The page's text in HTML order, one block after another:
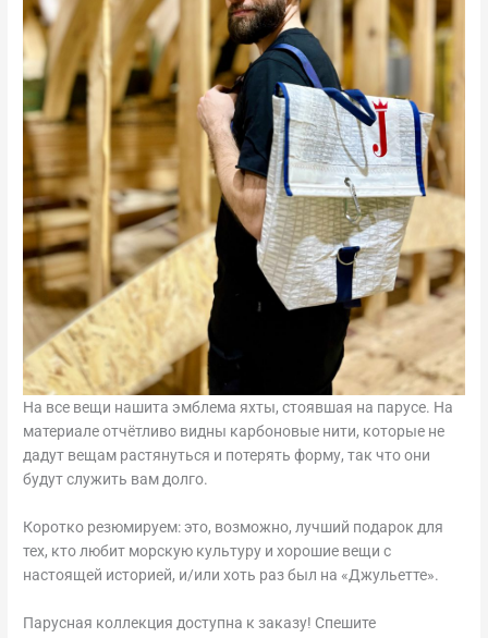
На все вещи нашита эмблема яхты, стоявшая на парусе. На
материале отчётливо видны карбоновые нити, которые не
дадут вещам растянуться и потерять форму, так что они
будут служить вам долго.
Коротко резюмируем: это, возможно, лучший подарок для
тех, кто любит морскую культуру и хорошие вещи с
настоящей историей, и/или хоть раз был на «Джульетте».
Парусная коллекция доступна к заказу! Спешите